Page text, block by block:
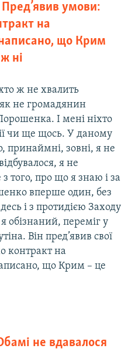
Пред’явив умови:
на
що Крим
ні
ж не хвалить
як не громадянин
І мені ніхто
чи ще щось. У даному
принаймні, зовні, я не
я не
того, про що я знаю і за
вперше один, без
і з протидією Заходу
обізнаний, переміг у
Він пред’явив свої
контракт на
що Крим – це
не вдавалося